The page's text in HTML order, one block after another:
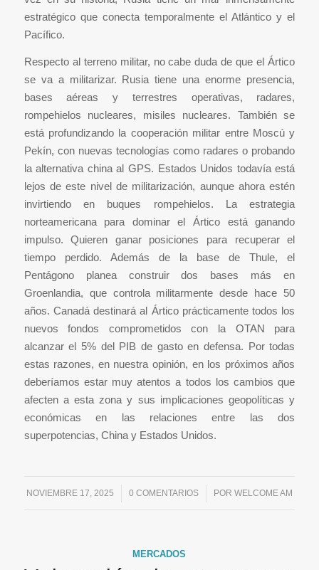
estratégico que conecta temporalmente el Atlántico y el
Pacífico.
Respecto al terreno militar, no cabe duda de que el Ártico
se va a militarizar. Rusia tiene una enorme presencia,
bases aéreas y terrestres operativas, radares,
rompehielos nucleares, misiles nucleares. También se
está profundizando la cooperación militar entre Moscú y
Pekín, con nuevas tecnologías como radares o probando
la alternativa china al GPS. Estados Unidos todavía está
lejos de este nivel de militarización, aunque ahora estén
invirtiendo en buques rompehielos. La estrategia
norteamericana para dominar el Ártico está ganando
impulso. Quieren ganar posiciones para recuperar el
tiempo perdido. Además de la base de Thule, el
Pentágono planea construir dos bases más en
Groenlandia, que controla militarmente desde hace 50
años. Canadá destinará al Ártico prácticamente todos los
nuevos fondos comprometidos con la OTAN para
alcanzar el 5% del PIB de gasto en defensa. Por todas
estas razones, en nuestra opinión, en los próximos años
deberíamos estar muy atentos a todos los cambios que
afecten a esta zona y sus implicaciones geopolíticas y
económicas en las relaciones entre las dos
superpotencias, China y Estados Unidos.
NOVIEMBRE 17, 2025
/ 0 COMENTARIOS
/ POR WELCOME AM
MERCADOS